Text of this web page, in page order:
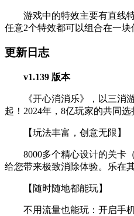
游戏中的特效主要有直线特
任意2个特效都可以组合在一块
更新日志
v1.139 版本
《开心消消乐》，以三消游
起！2024年，8亿玩家的共同选
【玩法丰富，创意无限】
8000多个精心设计的关卡（
给您带来极致消除体验。乐在
【随时随地都能玩】
不用流量也能玩：开启手机